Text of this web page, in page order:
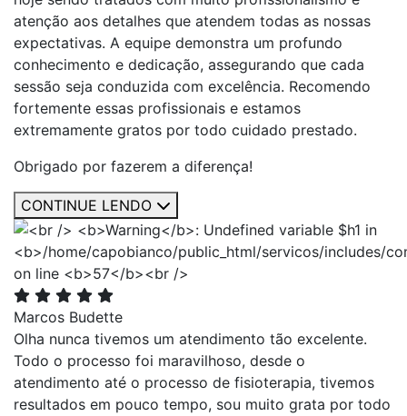
atenção aos detalhes que atendem todas as nossas
expectativas. A equipe demonstra um profundo
conhecimento e dedicação, assegurando que cada
sessão seja conduzida com excelência. Recomendo
fortemente essas profissionais e estamos
extremamente gratos por todo cuidado prestado.
Obrigado por fazerem a diferença!
CONTINUE LENDO
Marcos Budette
Olha nunca tivemos um atendimento tão excelente.
Todo o processo foi maravilhoso, desde o
atendimento até o processo de fisioterapia, tivemos
resultados em pouco tempo, sou muito grata por todo